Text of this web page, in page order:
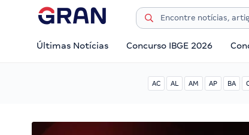
Últimas Notícias Concurso IBGE 2026
AC AL AM AP BA